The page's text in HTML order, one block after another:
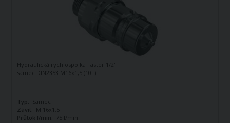
Hydraulická rychlospojka Faster 1/2"
samec DIN2353 M16x1,5 (10L)
Typ:
Samec
Závit: M 16x1,5
Průtok l/min:
75 l/min